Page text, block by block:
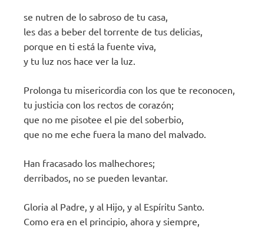
se nutren de lo sabroso de tu casa,
les das a beber del torrente de tus delicias,
porque en ti está la fuente viva,
y tu luz nos hace ver la luz.
Prolonga tu misericordia con los que te reconocen,
tu justicia con los rectos de corazón;
que no me pisotee el pie del soberbio,
que no me eche fuera la mano del malvado.
Han fracasado los malhechores;
derribados, no se pueden levantar.
Gloria al Padre, y al Hijo, y al Espíritu Santo.
Como era en el principio, ahora y siempre,